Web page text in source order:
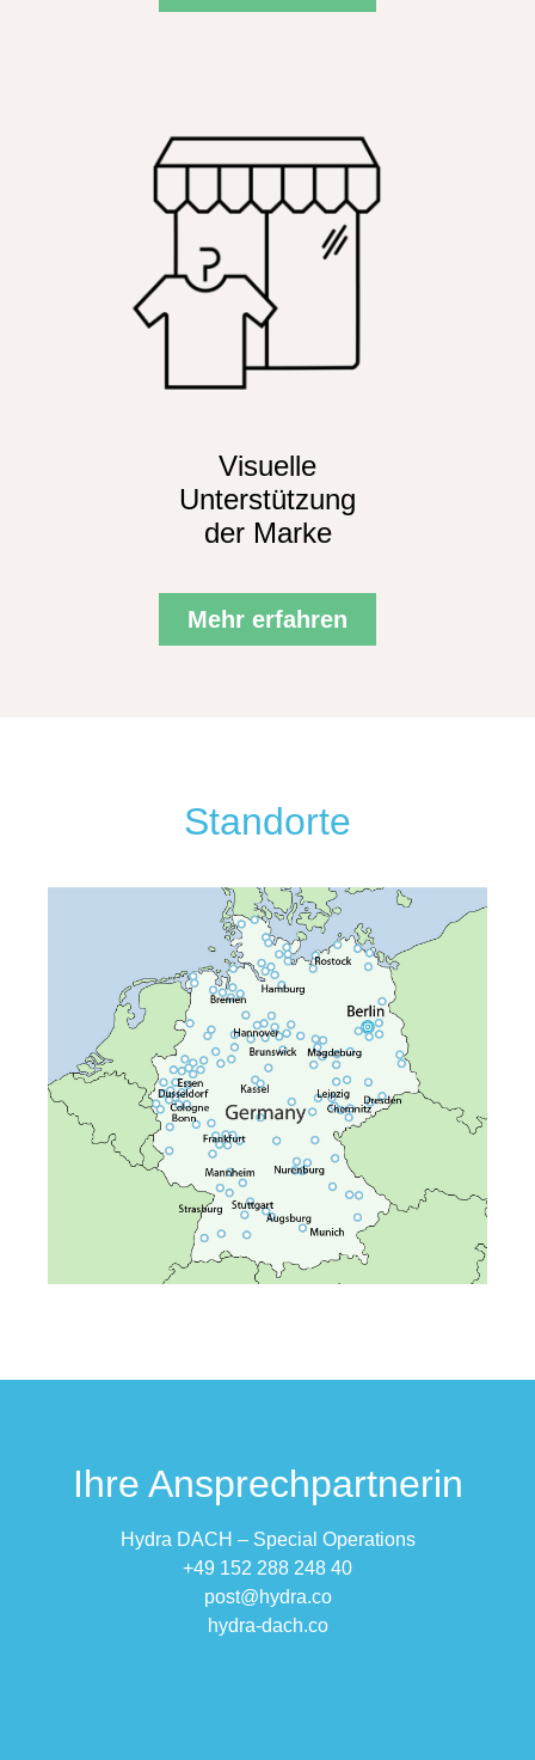
Visuelle
Unterstützung
der Marke
Mehr erfahren
Standorte
Ihre Ansprech­partnerin
Hydra DACH – Special Operations
+49 152 288 248 40
post@hydra.co
hydra-dach.co